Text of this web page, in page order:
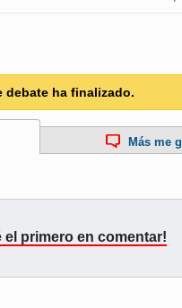
debate ha finalizado.
Más me
el primero en comentar!